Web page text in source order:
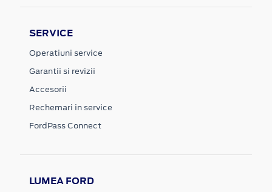
SERVICE
Operatiuni service
Garantii si revizii
Accesorii
Rechemari in service
FordPass Connect
LUMEA FORD